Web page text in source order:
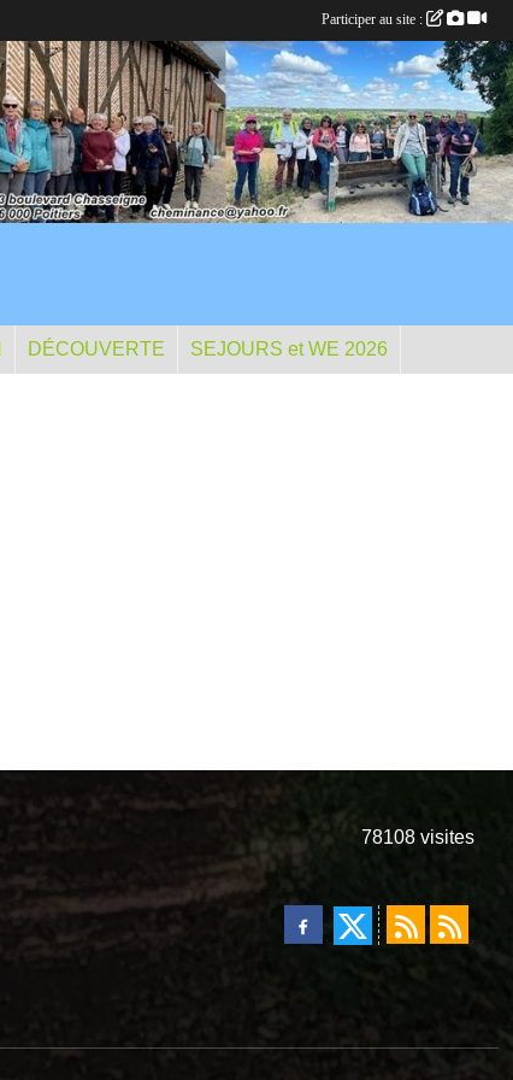
DÉCOUVERTE SEJOURS et WE 2026
78108 visites
Participer au site :